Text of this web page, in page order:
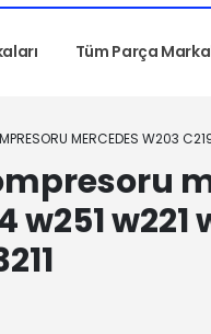
Tüm Parça
MERCEDES W203
w251